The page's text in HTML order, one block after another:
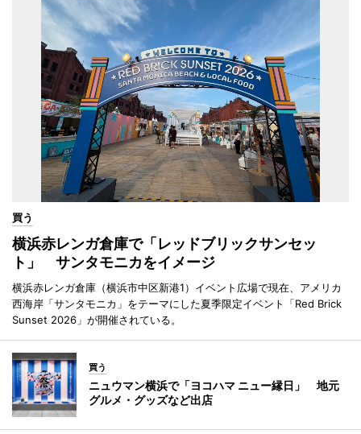
買う
横浜赤レンガ倉庫で「レッドブリックサンセッ
ト」 サンタモニカをイメージ
横浜赤レンガ倉庫（横浜市中区新港1）イベント広場で現在、アメリカ
西海岸「サンタモニカ」をテーマにした夏季限定イベント「Red Brick
Sunset 2026」が開催されている。
買う
ニュウマン横浜で「ヨコハマ ニュー縁日」 地元
グルメ・グッズなど出店